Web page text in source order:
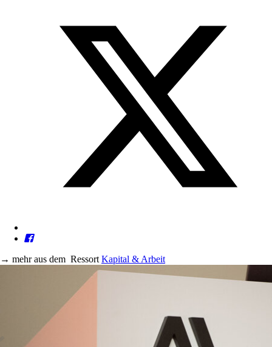
→ mehr aus dem Ressort Kapital & Arbeit